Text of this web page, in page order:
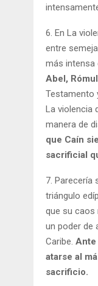
6. En La
entre
más intensa
Abel,
Testamento
La violencia
manera de
que Caín
sacrificial
7. Parecería
triángulo
que su caos
un poder de
Caribe. Ante
atarse al
sacrificio.